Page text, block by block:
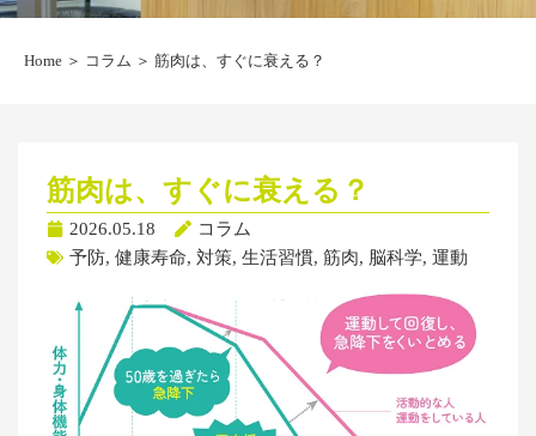
Home ＞ コラム ＞ 筋肉は、すぐに衰える？
筋肉は、すぐに衰える？
2026.05.18
コラム
予防, 健康寿命, 対策, 生活習慣, 筋肉, 脳科学, 運動